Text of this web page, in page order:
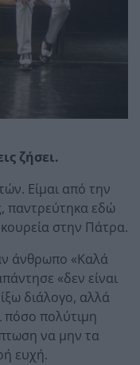
ζήσει.
Είμαι από την
παντρεύτηκα εδώ
στην Πάτρα.
άνθρωπο «Καλά
«δεν είναι
διάλογο, αλλά
πόσο πολύτιμη
να μην τα
ευχή.